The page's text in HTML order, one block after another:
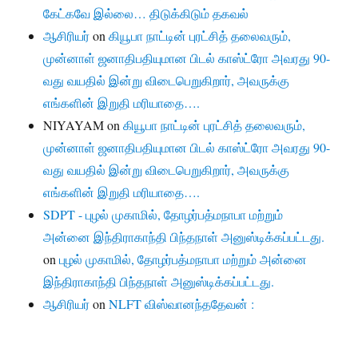
கேட்கவே இல்லை… திடுக்கிடும் தகவல்
ஆசிரியர்onகியூபா நாட்டின் புரட்சித் தலைவரும்,
முன்னாள் ஜனாதிபதியுமான பிடல் காஸ்ட்ரோ அவரது 90-
வது வயதில் இன்று விடைபெறுகிறார், அவருக்கு
எங்களின் இறுதி மரியாதை….
NIYAYAMonகியூபா நாட்டின் புரட்சித் தலைவரும்,
முன்னாள் ஜனாதிபதியுமான பிடல் காஸ்ட்ரோ அவரது 90-
வது வயதில் இன்று விடைபெறுகிறார், அவருக்கு
எங்களின் இறுதி மரியாதை….
SDPT - புழல் முகாமில், தோழர்பத்மநாபா மற்றும்
அன்னை இந்திராகாந்தி பிந்தநாள் அனுஸ்டிக்கப்பட்டது.
onபுழல் முகாமில், தோழர்பத்மநாபா மற்றும் அன்னை
இந்திராகாந்தி பிந்தநாள் அனுஸ்டிக்கப்பட்டது.
ஆசிரியர்onNLFT விஸ்வானந்ததேவன் :